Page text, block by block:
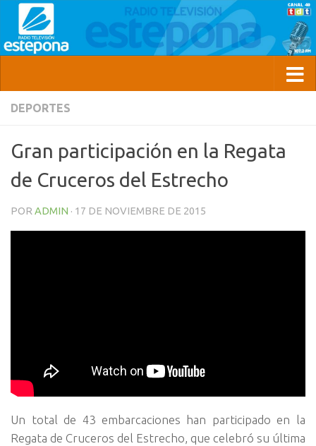
DEPORTES
Gran participación en la Regata
de Cruceros del Estrecho
POR ADMIN · 17 DE NOVIEMBRE DE 2015
Un total de 43 embarcaciones han participado en la
Regata de Cruceros del Estrecho, que celebró su última